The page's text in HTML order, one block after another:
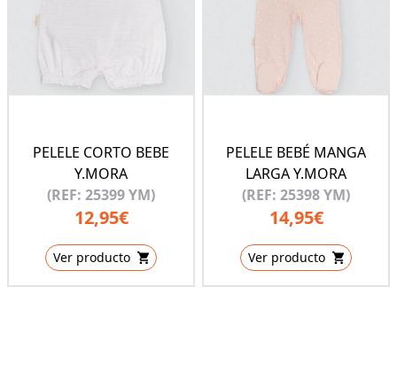
PELELE CORTO BEBE
Y.MORA
(REF: 25399 YM)
12,95€
Ver producto
PELELE BEBÉ MANGA
LARGA Y.MORA
(REF: 25398 YM)
14,95€
Ver producto